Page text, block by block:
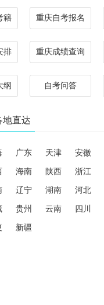
籍 重庆自考报名
排 重庆成绩查询
纲 自考问答
地直达
广东 天津 安徽
海南 陕西 浙江
辽宁 湖南 河北
贵州 云南 四川
新疆